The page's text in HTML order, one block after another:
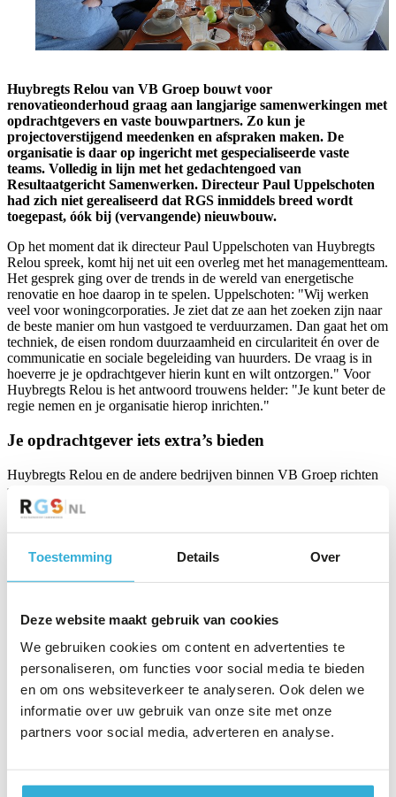
Toestemming Details Over
Deze website maakt gebruik van cookies
We gebruiken cookies om content en advertenties te
personaliseren, om functies voor social media te bieden
en om ons websiteverkeer te analyseren. Ook delen we
informatie over uw gebruik van onze site met onze
partners voor social media, adverteren en analyse.
Huybregts Relou van VB Groep bouwt voor
renovatieonderhoud graag aan langjarige samenwerkingen met
opdrachtgevers en vaste bouwpartners. Zo kun je
projectoverstijgend meedenken en afspraken maken. De
organisatie is daar op ingericht met gespecialiseerde vaste
teams. Volledig in lijn met het gedachtengoed van
Resultaatgericht Samenwerken. Directeur Paul Uppelschoten
had zich niet gerealiseerd dat RGS inmiddels breed wordt
toegepast, óók bij (vervangende) nieuwbouw.
Op het moment dat ik directeur Paul Uppelschoten van Huybregts
Relou spreek, komt hij net uit een overleg met het managementteam.
Het gesprek ging over de trends in de wereld van energetische
renovatie en hoe daarop in te spelen. Uppelschoten: "Wij werken
veel voor woningcorporaties. Je ziet dat ze aan het zoeken zijn naar
de beste manier om hun vastgoed te verduurzamen. Dan gaat het om
techniek, de eisen rondom duurzaamheid en circulariteit én over de
communicatie en sociale begeleiding van huurders. De vraag is in
hoeverre je je opdrachtgever hierin kunt en wilt ontzorgen." Voor
Huybregts Relou is het antwoord trouwens helder: "Je kunt beter de
regie nemen en je organisatie hierop inrichten."
Je opdrachtgever iets extra’s bieden
Huybregts Relou en de andere bedrijven binnen VB Groep richten
zich op (vervangende) nieuwbouw en onderhoud. "Voor
energierenovatie werken we met opdrachtgevers én vaste
bouwpartners langjarig samen in vaste teams in continustromen. Het
grote voordeel van projectoverstijgend samenwerken, is dat je op
een hoger niveau meedenkt en afspraken kunt maken. Denk aan
afstand tot de arbeidsmarkt, circulariteit, het toepassen van
liggen, omdat ze een langjarig commitment spannend vinden. "Ze
Je kunt je omzet ook verhogen door iets extra’s aan te bieden met
meer toegevoegde waarde voor de opdrachtgever."
VB GO als specialistenteam
Uppelschoten vertelt hoe ze de afgelopen periode het VB GO
"Medewerkers hebben in zo’n team elk hun eigen expertise en